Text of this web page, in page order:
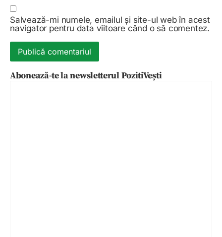
Salvează-mi numele, emailul și site-ul web în acest
navigator pentru data viitoare când o să comentez.
Abonează-te la newsletterul PozitiVești